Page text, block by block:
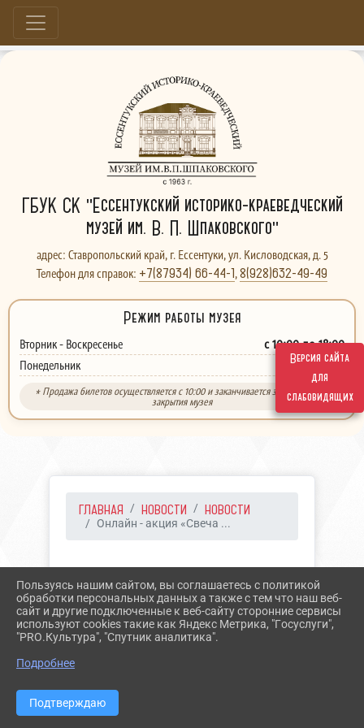
Версия сайта
для
слабовидящих
Больше, чем музей...
ГБУК СК "Ессентукский историко-краеведческий
музей им. В. П. Шпаковского"
адрес: Ставропольский край, г. Ессентуки, ул. Кисловодская, д. 5
Телефон для справок: +7(87934) 66-44-1,8(928)632-49-49
Режим работы музея
Вторник - Воскресенье с 10:00 до 18:00
Понедельник выходной
* Продажа билетов осуществляется с 10:00 и заканчивается за 30 минут до
закрытия музея
ГЛАВНАЯ НОВОСТИ НОВОСТИ
Онлайн - акция «Свеча ...
ОНЛАЙН - АКЦИЯ «СВЕЧА
ПАМЯТИ»
Пользуясь нашим сайтом, вы соглашаетесь с политикой
обработки персональных данных а также с тем что наш веб-
сайт и другие подключенные к веб-сайту сторонние сервисы
используют cookies такие как Яндекс Метрика, "Госуслуги",
"PRO.Культура", "Спутник аналитика".
Подробнее
Подтверждаю